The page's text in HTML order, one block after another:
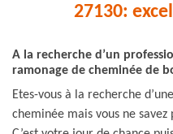
27130:
A la recherche d’un
ramonage de cheminée de
Etes-vous à la recherche
cheminée mais vous ne